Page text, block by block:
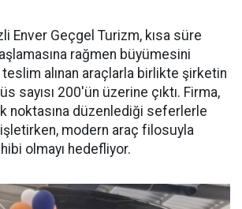
Enver Geçgel Turizm, kısa süre
rağmen büyümesini
alınan araçlarla birlikte şirketin
sayısı 200'ün üzerine çıktı. Firma,
noktasına düzenlediği seferlerle
modern araç filosuyla
olmayı hedefliyor.